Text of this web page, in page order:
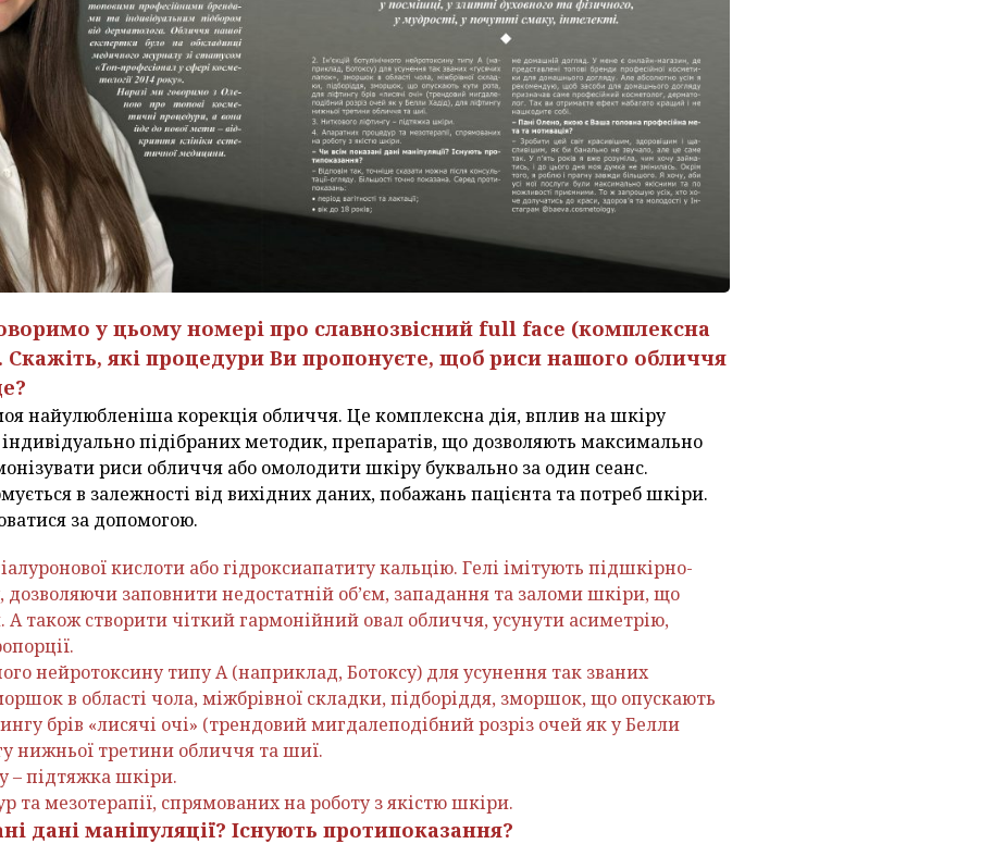
у цьому номері про славнозвісний full face (комплексна
Скажіть, які процедури Ви пропонуєте, щоб риси нашого обличчя
найулюбленіша корекція обличчя. Це комплексна дія, вплив на шкіру
підібраних методик, препаратів, що дозволяють максимально
риси обличчя або омолодити шкіру буквально за один сеанс.
в залежності від вихідних даних, побажань пацієнта та потреб шкіри.
за допомогою.
кислоти або гідроксиапатиту кальцію. Гелі імітують підшкірно-
дозволяючи заповнити недостатній об’єм, западання та заломи шкіри, що
А також створити чіткий гармонійний овал обличчя, усунути асиметрію,
нейротоксину типу А (наприклад, Ботоксу) для усунення так званих
в області чола, міжбрівної складки, підборіддя, зморшок, що опускають
брів «лисячі очі» (трендовий мигдалеподібний розріз очей як у Белли
нижньої третини обличчя та шиї.
– підтяжка шкіри.
та мезотерапії, спрямованих на роботу з якістю шкіри.
дані маніпуляції? Існують протипоказання?